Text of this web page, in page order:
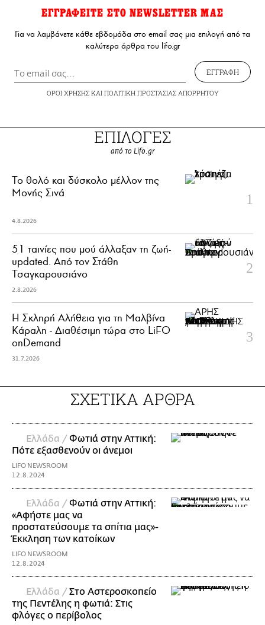
ΕΓΓΡΑΦΕΙΤΕ ΣΤΟ NEWSLETTER ΜΑΣ
Για να λαμβάνετε κάθε εβδομάδα στο email σας μια επιλογή από τα
καλύτερα άρθρα του lifo.gr
ΕΓΓΡΑΦΗ
ΟΡΟΙ ΧΡΗΣΗΣΚΑΙ ΠΟΛΙΤΙΚΗ ΠΡΟΣΤΑΣΙΑΣ ΑΠΟΡΡΗΤΟΥ
ΕΠΙΛΟΓΕΣ
από το Lifo.gr
Το θολό και δύσκολο μέλλον της
Μονής Σινά
4.8.2026
51 ταινίες που μού άλλαξαν τη ζωή-
updated. Aπό τον Στάθη
Τσαγκαρουσιάνο
2.8.2026
Η Σκληρή Αλήθεια για τη Μαλβίνα
Κάραλη - Διαθέσιμη τώρα στo LiFO
onDemand
31.7.2026
ΣΧΕΤΙΚΑ ΑΡΘΡΑ
Ελλάδα /Φωτιά στην Αττική:
Πότε εξασθενούν οι άνεμοι
LIFO NEWSROOM
12.8.2024
Ελλάδα /Φωτιά στην Αττική:
«Αφήστε μας να
προστατεύσουμε τα σπίτια μας»-
Έκκληση των κατοίκων
LIFO NEWSROOM
12.8.2024
Ελλάδα /Στο Αστεροσκοπείο
της Πεντέλης η φωτιά: Στις
φλόγες ο περίβολος